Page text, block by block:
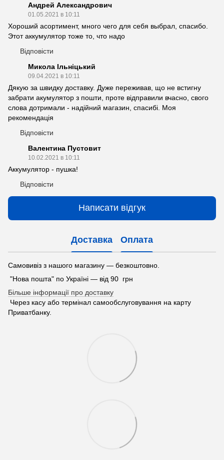
Андрей Александрович
01.05.2021 в 10:11
Хороший асортимент, много чего для себя выбрал, спасибо.
Этот аккумулятор тоже то, что надо
Відповісти
Микола Ільніцький
09.04.2021 в 10:11
Дякую за швидку доставку. Дуже переживав, що не встигну
забрати акумулятор з пошти, проте відправили вчасно, свого
слова дотримали - надійний магазин, спасибі. Моя
рекомендація
Відповісти
Валентина Пустовит
10.02.2021 в 10:11
Аккумулятор - пушка!
Відповісти
Написати відгук
Доставка Оплата
Самовивіз з нашого магазину — безкоштовно.
"Нова пошта" по Україні — від 90 грн
Більше інформації про доставку
Через касу або термінал самообслуговування на карту
Приватбанку.